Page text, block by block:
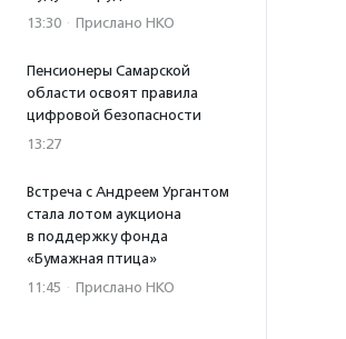
13:30 · Прислано НКО
Пенсионеры Самарской
области освоят правила
цифровой безопасности
13:27
Встреча с Андреем Ургантом
стала лотом аукциона
в поддержку фонда
«Бумажная птица»
11:45 · Прислано НКО